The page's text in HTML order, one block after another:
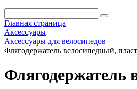
Главная страница
Аксессуары
Аксессуары для велосипедов
Флягодержатель велосипедный,
Флягодержатель